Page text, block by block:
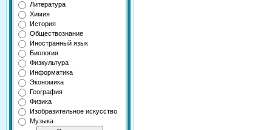
Литература
Химия
История
Обществознание
Иностранный язык
Биология
Физкультура
Информатика
Экономика
География
Физика
Изобразительное искусство
Музыка